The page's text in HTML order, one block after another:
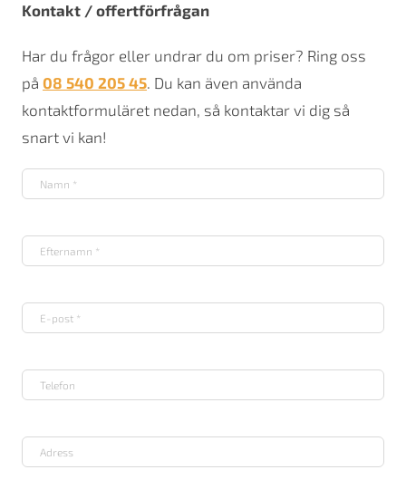
Kontakt / offertförfrågan
Har du frågor eller undrar du om priser? Ring oss
på 08 540 205 45. Du kan även använda
kontaktformuläret nedan, så kontaktar vi dig så
snart vi kan!